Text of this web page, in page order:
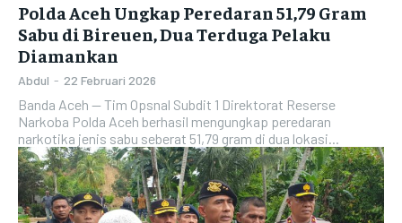
Polda Aceh Ungkap Peredaran 51,79 Gram
Sabu di Bireuen, Dua Terduga Pelaku
Diamankan
Abdul - 22 Februari 2026
Banda Aceh — Tim Opsnal Subdit 1 Direktorat Reserse
Narkoba Polda Aceh berhasil mengungkap peredaran
narkotika jenis sabu seberat 51,79 gram di dua lokasi...